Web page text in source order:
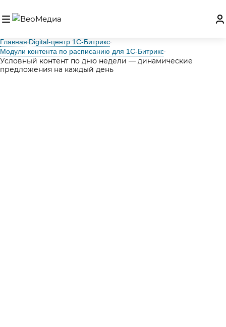
Главная Digital‑центр 1С‑Битрикс
Модули контента по расписанию для 1С-Битрикс
Условный контент по дню недели — динамические
предложения на каждый день